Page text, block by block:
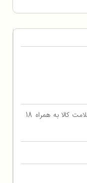
با ضمانت اصالت و سلامت کالا به همراه 18